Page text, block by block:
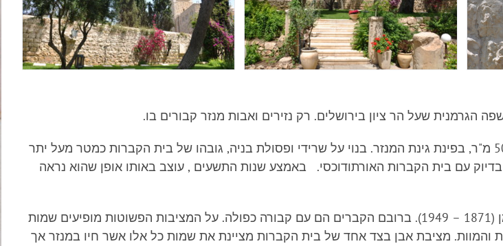
הגרמנית שעל הר ציון בירושלים. רק נזירים ואבות מנזר קבורים בו.
לאחר ייסוד והקדשת הכנסייה ומבני המנזר, נוצר גם בית הקברות בגודל של כ 50 מ"ר, בפינת גינת המנזר. בנוי על שרידי ופסולת בניה, גובהו של בית הקברות כמטר מעל יתר
עם בית הקברות האורתודוכסי. באמצע שנות התשעים , עוצב באותו אופן שהוא נראה
מאז הקמתו, הובאו למנוחתם 29 נזירים, כולל אב המנזר הראשון, מרקוס קאופמן (1871 – 1949). ברובם הקברים הם עם קבורה כפולה. על המציבות הפשוטות מופיעים שמות
והמוות. מציבת אבן בצד אחד של בית הקברות מציינת את שמות כל אלו אשר חיו במנזר אך